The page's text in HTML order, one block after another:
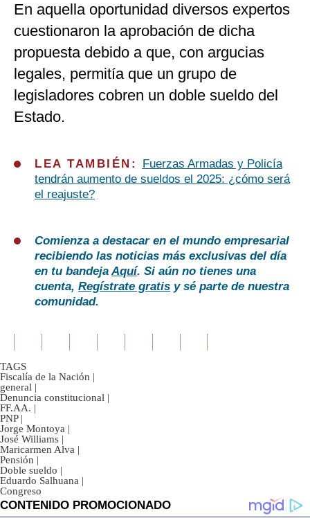
En aquella oportunidad diversos expertos
cuestionaron la aprobación de dicha
propuesta debido a que, con argucias
legales, permitía que un grupo de
legisladores cobren un doble sueldo del
Estado.
LEA TAMBIÉN:
Fuerzas Armadas y Policía
tendrán aumento de sueldos el 2025: ¿cómo será
el reajuste?
Comienza a destacar en el mundo empresarial
recibiendo las noticias más exclusivas del día
en tu bandejaAquí. Si aún no tienes una
cuenta, Regístrate gratis y sé parte de nuestra
comunidad.
TAGS
Fiscalía de la Nación |
general |
Denuncia constitucional |
FF.AA. |
PNP |
Jorge Montoya |
José Williams |
Maricarmen Alva |
Pensión |
Doble sueldo |
Eduardo Salhuana |
Congreso